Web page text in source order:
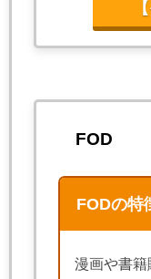
FOD
FODの特
漫画や書籍